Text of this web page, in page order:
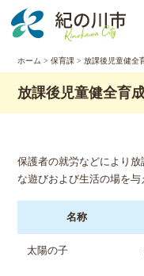
ホーム >保育課 > 放課後児童健全
放課後児童健全育
保護者の就労などにより
な遊びおよび生活の場を与
名称
太陽の子